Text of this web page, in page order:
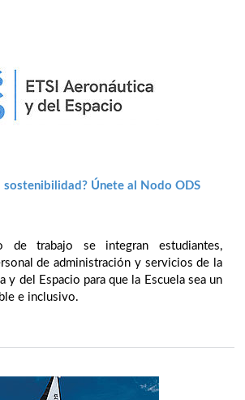
sostenibilidad? Únete al Nodo ODS
de trabajo se integran estudiantes,
de administración y servicios de la
y del Espacio para que la Escuela sea un
e inclusivo.